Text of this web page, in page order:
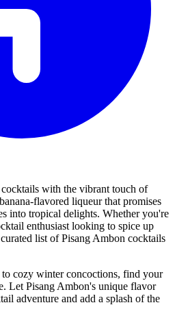
with the vibrant touch of
flavored liqueur that promises
into tropical delights. Whether you're
enthusiast looking to spice up
list of Pisang Ambon cocktails
cozy winter concoctions, find your
Let Pisang Ambon's unique flavor
adventure and add a splash of the